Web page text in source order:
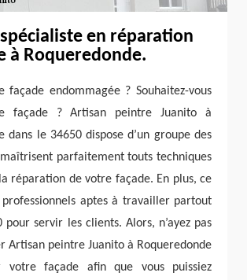
spécialiste en réparation
à Roqueredonde.
façade endommagée ? Souhaitez-vous
façade ? Artisan peintre Juanito à
dans le 34650 dispose d’un groupe des
parfaitement touts techniques
réparation de votre façade. En plus, ce
professionnels aptes à travailler partout
pour servir les clients. Alors, n’ayez pas
Artisan peintre Juanito à Roqueredonde
votre façade afin que vous puissiez